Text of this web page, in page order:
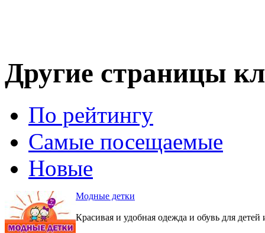
Другие страницы
По рейтингу
Самые посещаемые
Новые
Модные детки
Красивая и удобная одежда и обувь для детей